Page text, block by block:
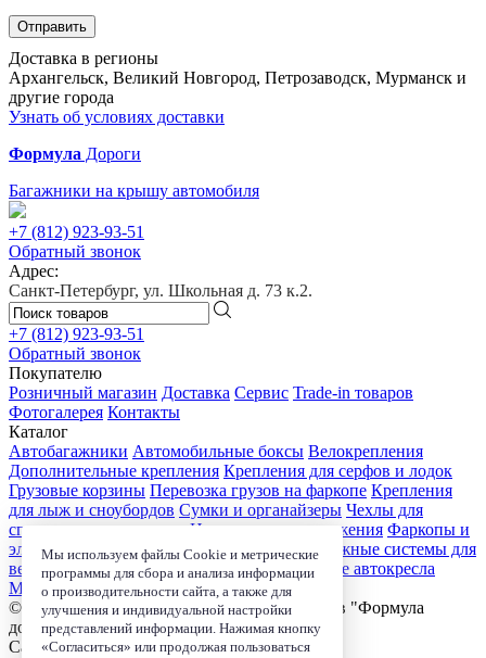
Отправить
Доставка в регионы
Архангельск, Великий Новгород, Петрозаводск, Мурманск и
другие города
Узнать об условиях доставки
Формула Дороги
Багажники на крышу автомобиля
+7 (812) 923-93-51
Обратный звонок
Адрес:
Санкт-Петербург, ул. Школьная д. 73 к.2.
+7 (812) 923-93-51
Обратный звонок
Покупателю
Розничный магазин Доставка Сервис Trade-in товаров
Фотогалерея Контакты
Каталог
Автобагажники Автомобильные боксы Велокрепления
Дополнительные крепления Крепления для серфов и лодок
Грузовые корзины Перевозка грузов на фаркопе Крепления
для лыж и сноубордов Сумки и органайзеры Чехлы для
спортивного инвентаря
Цепи противоскольжения Фаркопы и
электрика Детские коляски Велокресла Багажные системы для
велосипедов Чехлы для электроники Детские автокресла
Маркизы и навесы
© 2006-2026, Магазин-салон автобагажников "Формула
дороги"
Санкт-Петербург, ул. Школьная д. 73 к.2.
Мы используем файлы Cookie и метрические
программы для сбора и анализа информации
о производительности сайта, а также для
улучшения и индивидуальной настройки
представлений информации. Нажимая кнопку
«Согласиться» или продолжая пользоваться